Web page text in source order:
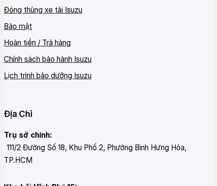
Đóng thùng xe tải Isuzu
Bảo mật
Hoàn tiền / Trả hàng
Chính sách bảo hành Isuzu
Lịch trình bảo dưỡng Isuzu
Địa Chỉ
Trụ sở chính:
111/2 Đường Số 18, Khu Phố 2, Phường Bình Hưng Hòa,
TP.HCM